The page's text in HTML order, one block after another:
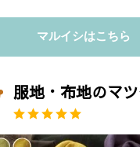
マルイシはこちら
服地・布地のマ